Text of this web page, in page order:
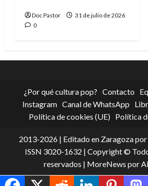
Doc Pastor
31 de julio de 2026
0
¿Por qué cultura pop? Contacto
Instagram Canal de WhatsApp
Política de cookies (UE)
Política
2013-2026 | Editado en Zaragoza
ISSN 3020-1632 | Copyright ©
reservados | MoreNews por